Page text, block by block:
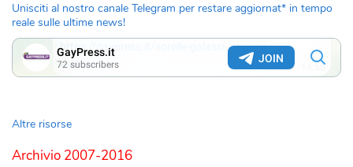
Unisciti al nostro canale Telegram per restare aggiornat* in tempo
reale sulle ultime news!
Altre risorse
Archivio 2007-2016